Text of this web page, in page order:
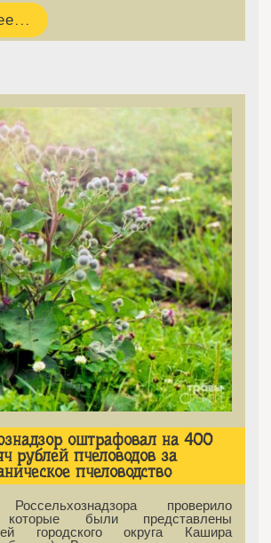
оштрафовал на 400
рублей пчеловодов за
пчеловодство
проверило
которые были представлены
городского округа Кашира